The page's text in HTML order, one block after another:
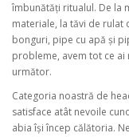
îmbunătăți ritualul. De la
materiale, la tăvi de rulat
bonguri, pipe cu apă și
probleme, avem tot ce
următor.
Categoria noastră de
satisface atât nevoile
abia își încep călătoria.